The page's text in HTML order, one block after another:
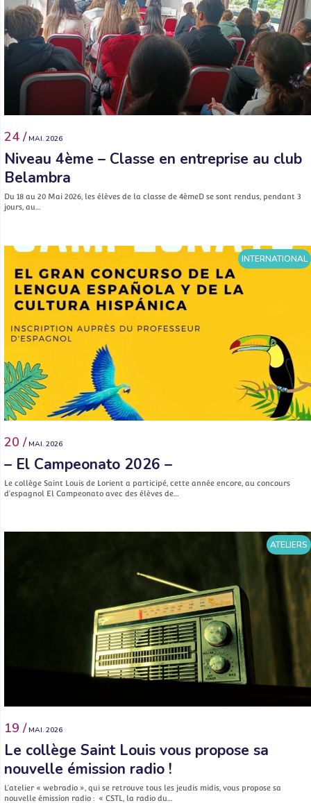
24 / MAI. 2026
Niveau 4ème – Classe en entreprise au club
Belambra
Du 18 au 20 Mai 2026, les élèves de la classe de 4èmeD se sont rendus, pendant 3
jours, au…
INTERNATIONAL
20 / MAI. 2026
– El Campeonato 2026 –
Le collège Saint Louis de Lorient a participé, cette année encore, au concours
d’espagnol El Campeonato avec des élèves de…
ATELIERS
19 / MAI. 2026
Le collège Saint Louis vous propose sa
nouvelle émission radio !
L’atelier « webradio », qui se retrouve tous les jeudis midis, vous propose sa
nouvelle émission radio : « CSTL, la radio du…